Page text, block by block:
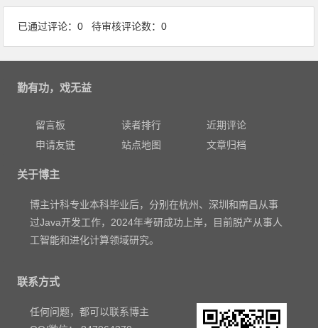
已通过评论：0 待审核评论数：0
勤有功，戏无益
留言板 读者排行
近期评论
申请友链
站点地图 文章归档
关于博主
博主计科专业本科毕业后，分别在杭州、深圳和南昌从事
过Java开发工作，2024年考研成功上岸，目前脱产从事人
工智能和进化计算领域研究。
联系方式
任何问题，都可以联系博主